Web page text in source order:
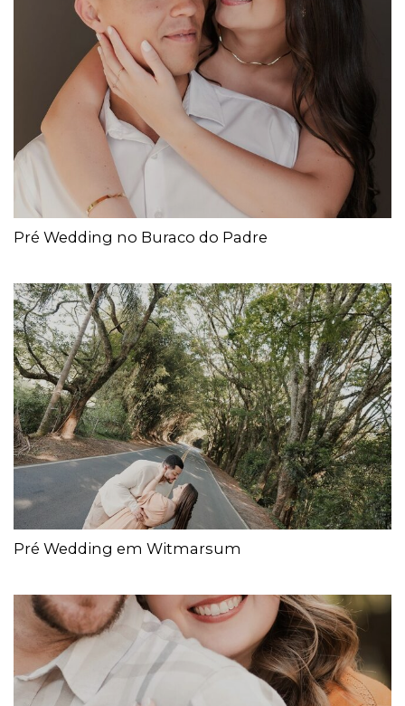
Pré Wedding no Buraco do Padre
Pré Wedding em Witmarsum